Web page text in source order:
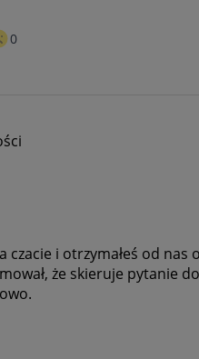
0
czacie i otrzymałeś od
że skieruje pytanie